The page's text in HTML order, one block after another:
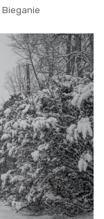
Bieganie